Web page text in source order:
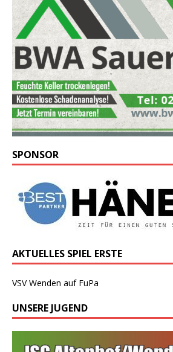
SPONSOR
AKTUELLES SPIEL ERSTE
VSV Wenden auf FuPa
UNSERE JUGEND